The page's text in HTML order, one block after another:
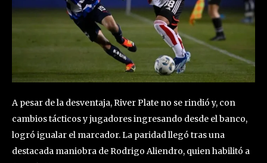
A pesar de la desventaja, River Plate no se rindió y, con
cambios tácticos y jugadores ingresando desde el banco,
logró igualar el marcador. La paridad llegó tras una
destacada maniobra de Rodrigo Aliendro, quien habilitó a